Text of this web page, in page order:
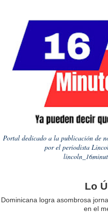
Portal dedicado a la publicación de
por el periodista
Lo
Dominicana logra asombrosa
en el